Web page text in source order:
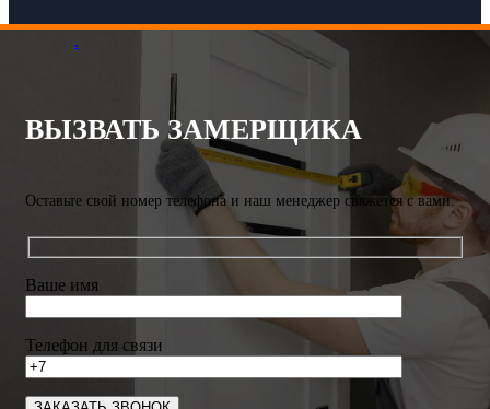
.
ВЫЗВАТЬ ЗАМЕРЩИКА
Оставьте свой номер телефона и наш менеджер свяжется с вами.
Ваше имя
Телефон для связи